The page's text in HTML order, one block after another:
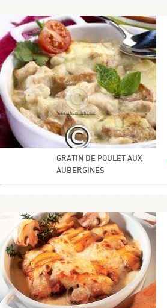
GRATIN DE POULET AUX
AUBERGINES